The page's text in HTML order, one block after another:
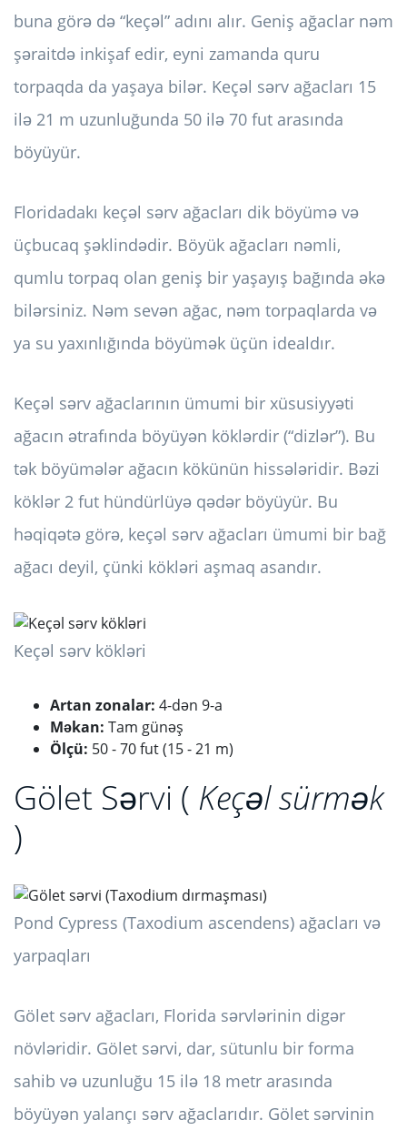
buna görə də “keçəl” adını alır. Geniş ağaclar nəm
şəraitdə inkişaf edir, eyni zamanda quru
torpaqda da yaşaya bilər. Keçəl sərv ağacları 15
ilə 21 m uzunluğunda 50 ilə 70 fut arasında
böyüyür.
Floridadakı keçəl sərv ağacları dik böyümə və
üçbucaq şəklindədir. Böyük ağacları nəmli,
qumlu torpaq olan geniş bir yaşayış bağında əkə
bilərsiniz. Nəm sevən ağac, nəm torpaqlarda və
ya su yaxınlığında böyümək üçün idealdır.
Keçəl sərv ağaclarının ümumi bir xüsusiyyəti
ağacın ətrafında böyüyən köklərdir (“dizlər”). Bu
tək böyümələr ağacın kökünün hissələridir. Bəzi
köklər 2 fut hündürlüyə qədər böyüyür. Bu
həqiqətə görə, keçəl sərv ağacları ümumi bir bağ
ağacı deyil, çünki kökləri aşmaq asandır.
Keçəl sərv kökləri
Artan zonalar: 4-dən 9-a
Məkan: Tam günəş
Ölçü: 50 - 70 fut (15 - 21 m)
Gölet Sərvi ( Keçəl sürmək
)
Pond Cypress (Taxodium ascendens) ağacları və
yarpaqları
Gölet sərv ağacları, Florida sərvlərinin digər
növləridir. Gölet sərvi, dar, sütunlu bir forma
sahib və uzunluğu 15 ilə 18 metr arasında
böyüyən yalançı sərv ağaclarıdır. Gölet sərvinin